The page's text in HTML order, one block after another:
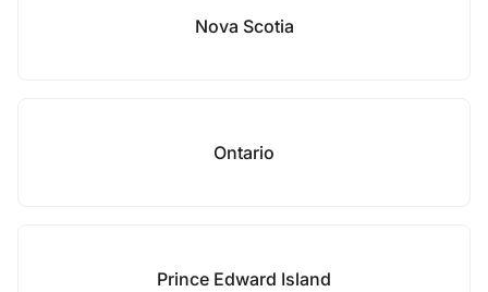
Nova Scotia
Ontario
Prince Edward Island